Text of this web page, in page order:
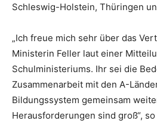
Schleswig-Holstein, Thüringen
„Ich freue mich sehr über das
Ministerin Feller laut einer
Schulministeriums. Ihr sei die
Zusammenarbeit mit den A-
Bildungssystem gemeinsam
Herausforderungen sind groß“,